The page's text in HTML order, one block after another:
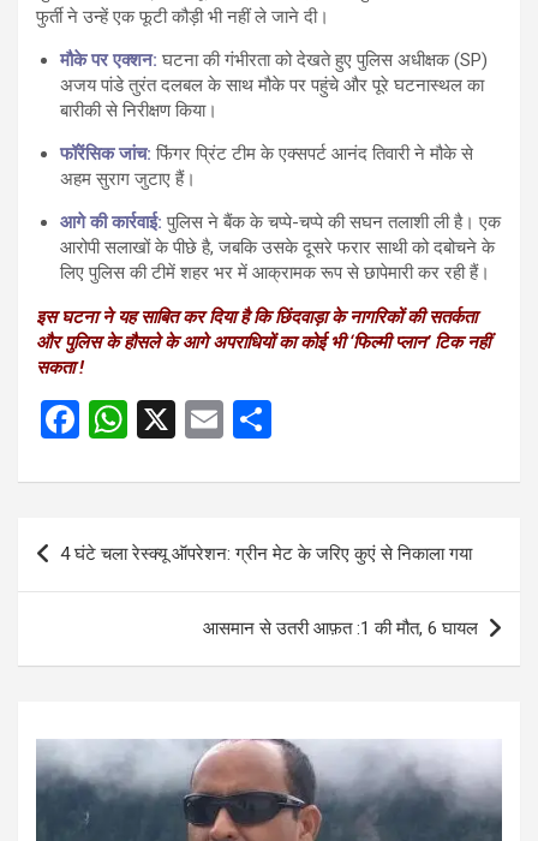
फुर्ती ने उन्हें एक फूटी कौड़ी भी नहीं ले जाने दी।
मौके पर एक्शन: घटना की गंभीरता को देखते हुए पुलिस अधीक्षक (SP)
अजय पांडे तुरंत दलबल के साथ मौके पर पहुंचे और पूरे घटनास्थल का
बारीकी से निरीक्षण किया।
फॉरेंसिक जांच: फिंगर प्रिंट टीम के एक्सपर्ट आनंद तिवारी ने मौके से
अहम सुराग जुटाए हैं।
आगे की कार्रवाई: पुलिस ने बैंक के चप्पे-चप्पे की सघन तलाशी ली है। एक
आरोपी सलाखों के पीछे है, जबकि उसके दूसरे फरार साथी को दबोचने के
लिए पुलिस की टीमें शहर भर में आक्रामक रूप से छापेमारी कर रही हैं।
इस घटना ने यह साबित कर दिया है कि छिंदवाड़ा के नागरिकों की सतर्कता
और पुलिस के हौसले के आगे अपराधियों का कोई भी ‘फिल्मी प्लान’ टिक नहीं
सकता !
F
ce
b
o
W
at
s
A
X
E
ail ar
e
Post
navigation
4 घंटे चला रेस्क्यू ऑपरेशन: ग्रीन मेट के जरिए कुएं से निकाला गया
आसमान से उतरी आफ़त :1 की मौत, 6 घायल